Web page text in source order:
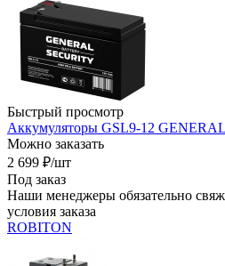
Быстрый просмотр
Аккумуляторы GSL9-12
Можно заказать
2 699 ₽/шт
Под заказ
Наши менеджеры обязательно
условия заказа
ROBITON